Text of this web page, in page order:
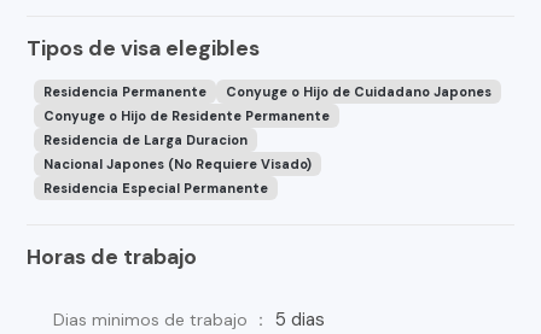
Tipos de visa elegibles
Residencia Permanente
Conyuge o Hijo de Cuidadano Japones
Conyuge o Hijo de Residente Permanente
Residencia de Larga Duracion
Nacional Japones (No Requiere Visado)
Residencia Especial Permanente
Horas de trabajo
Dias minimos de trabajo ： 5 dias